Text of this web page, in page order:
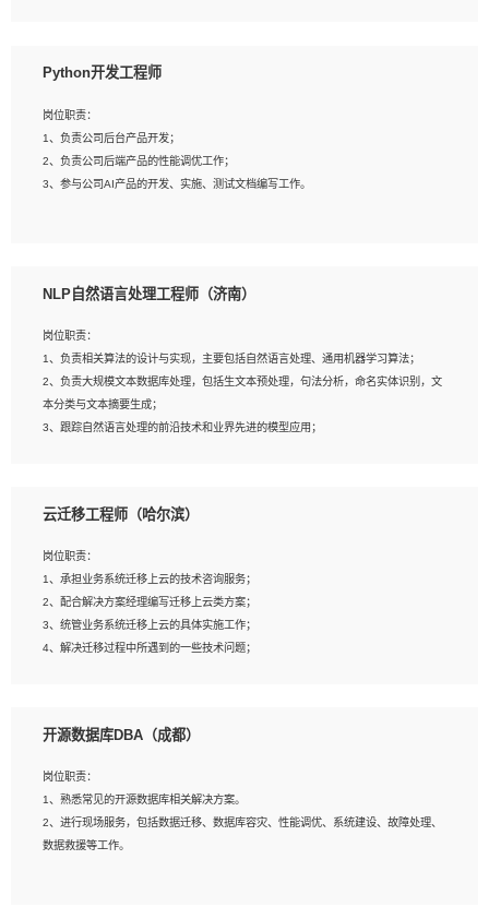
3、熟悉react/vue/angular任何一种前端框架，熟悉react优先；
5、善于沟通，具有团队意识；
Python开发工程师
岗位职责：
1、负责公司后台产品开发；
2、负责公司后端产品的性能调优工作；
3、参与公司AI产品的开发、实施、测试文档编写工作。
验的更佳；
3、熟悉数据库开发，熟悉Mysql、Oracle、MongoDb数据库应用开发其中一种；
4、熟悉Python Wed框架（Django/Flask...）代码能力优秀，熟悉编码规范和具备
良好的文档编写能力）；
5、沟通表达能力强，具备团队协作能力。
NLP自然语言处理工程师（济南）
岗位职责：
1、负责相关算法的设计与实现，主要包括自然语言处理、通用机器学习算法；
2、负责大规模文本数据库处理，包括生文本预处理，句法分析，命名实体识别，文
本分类与文本摘要生成；
3、跟踪自然语言处理的前沿技术和业界先进的模型应用；
岗位要求：
2、熟悉tensorflow，keras，pytorch等常规深度学习框架，快速根据客户需求实现
有效的模型；
3、熟悉掌握至少一种编程语言，如：Python，Java；
4、 熟悉NLP相关算法与实现；
5、至少有一次及以上问答系统的项目实践，熟悉问答系统全流程开发者优先；
云迁移工程师（哈尔滨）
岗位职责：
1、承担业务系统迁移上云的技术咨询服务；
2、配合解决方案经理编写迁移上云类方案；
3、统管业务系统迁移上云的具体实施工作；
4、解决迁移过程中所遇到的一些技术问题；
1、专科及以上学历，三年以上工作经验，计算机等相关专业；
3、熟悉常见操作系统、存储、网络、 IO 等相关原理；
4、具有迁移工具实操经验，具备P2V、V2V迁移能力；
5、熟练华为、VMware虚拟化、云计算及云存储技术；
6、熟悉主流数据库、应用服务器、中间件部署架构和运维方法；
开源数据库DBA（成都）
岗位职责：
1、熟悉常见的开源数据库相关解决方案。
2、进行现场服务，包括数据迁移、数据库容灾、性能调优、系统建设、故障处理、
数据救援等工作。